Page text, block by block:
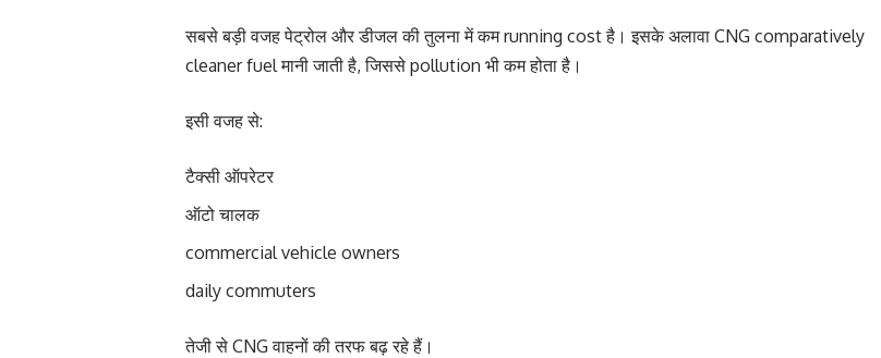
सबसे बड़ी वजह पेट्रोल और डीजल की तुलना में कम running cost है। इसके अलावा CNG comparatively
cleaner fuel मानी जाती है, जिससे pollution भी कम होता है।
इसी वजह से:
टैक्सी ऑपरेटर
ऑटो चालक
commercial vehicle owners
daily commuters
तेजी से CNG वाहनों की तरफ बढ़ रहे हैं।